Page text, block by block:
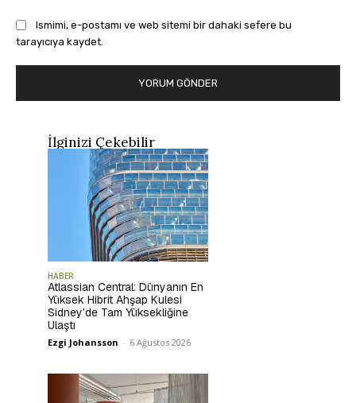
Ismimi, e-postamı ve web sitemi bir dahaki sefere bu
tarayıcıya kaydet.
İlginizi Çekebilir
HABER
Atlassian Central: Dünyanın En
Yüksek Hibrit Ahşap Kulesi
Sidney’de Tam Yüksekliğine
Ulaştı
Ezgi Johansson - 6 Ağustos 2026